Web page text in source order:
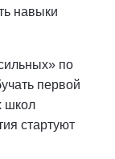
навыки
по
первой
школ
стартуют